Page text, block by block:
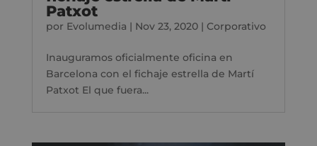
Patxot
por Evolumedia | Nov 23, 2020| Corporativo
Inauguramos oficialmente oficina en
Barcelona con el fichaje estrella de Martí
Patxot El que fuera...